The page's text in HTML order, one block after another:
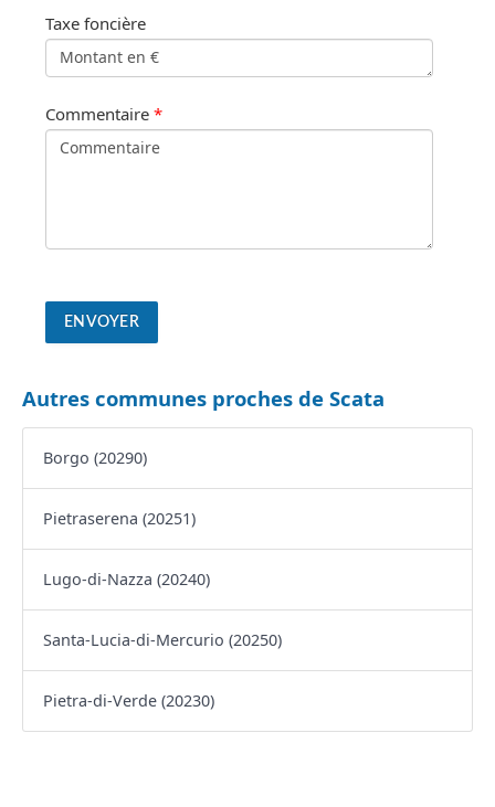
Taxe foncière
Commentaire *
Autres communes proches de Scata
Borgo (20290)
Pietraserena (20251)
Lugo-di-Nazza (20240)
Santa-Lucia-di-Mercurio (20250)
Pietra-di-Verde (20230)